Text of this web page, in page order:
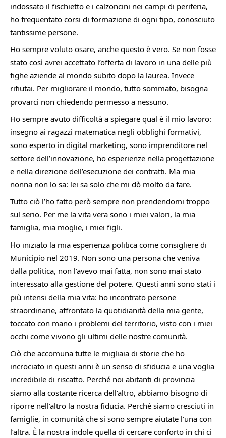
indossato il fischietto e i calzoncini nei campi di periferia,
ho frequentato corsi di formazione di ogni tipo, conosciuto
tantissime persone.
Ho sempre voluto osare, anche questo è vero. Se non fosse
stato così avrei accettato l’offerta di lavoro in una delle più
fighe aziende al mondo subito dopo la laurea. Invece
rifiutai. Per migliorare il mondo, tutto sommato, bisogna
provarci non chiedendo permesso a nessuno.
Ho sempre avuto difficoltà a spiegare qual è il mio lavoro:
insegno ai ragazzi matematica negli obblighi formativi,
sono esperto in digital marketing, sono imprenditore nel
settore dell’innovazione, ho esperienze nella progettazione
e nella direzione dell’esecuzione dei contratti. Ma mia
nonna non lo sa: lei sa solo che mi dò molto da fare.
Tutto ciò l’ho fatto però sempre non prendendomi troppo
sul serio. Per me la vita vera sono i miei valori, la mia
famiglia, mia moglie, i miei figli.
Ho iniziato la mia esperienza politica come consigliere di
Municipio nel 2019. Non sono una persona che veniva
dalla politica, non l’avevo mai fatta, non sono mai stato
interessato alla gestione del potere. Questi anni sono stati i
più intensi della mia vita: ho incontrato persone
straordinarie, affrontato la quotidianità della mia gente,
toccato con mano i problemi del territorio, visto con i miei
occhi come vivono gli ultimi delle nostre comunità.
Ciò che accomuna tutte le migliaia di storie che ho
incrociato in questi anni è un senso di sfiducia e una voglia
incredibile di riscatto. Perché noi abitanti di provincia
siamo alla costante ricerca dell’altro, abbiamo bisogno di
riporre nell’altro la nostra fiducia. Perché siamo cresciuti in
famiglie, in comunità che si sono sempre aiutate l’una con
l’altra. È la nostra indole quella di cercare conforto in chi ci